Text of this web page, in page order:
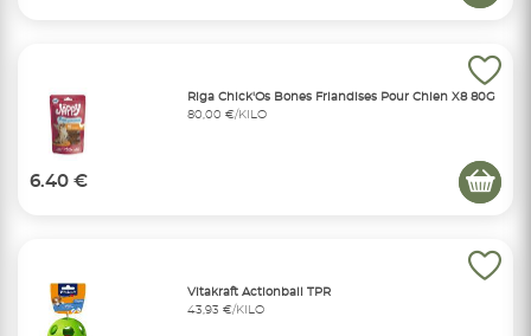
Riga Chick'Os Bones Friandises Pour Chien X8 80G
80,00 €/KILO
6.40 €
Vitakraft Actionball TPR
43,93 €/KILO